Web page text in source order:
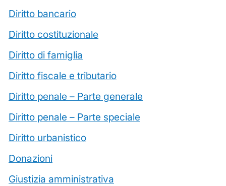
Diritto bancario
Diritto costituzionale
Diritto di famiglia
Diritto fiscale e tributario
Diritto penale – Parte generale
Diritto penale – Parte speciale
Diritto urbanistico
Donazioni
Giustizia amministrativa